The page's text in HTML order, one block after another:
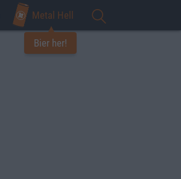
Metal Hell
Bier her!